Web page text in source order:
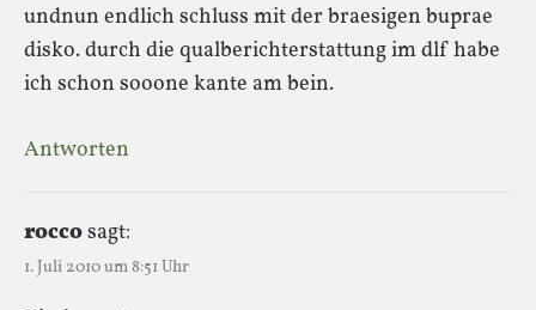
undnun endlich schluss mit der braesigen buprae
disko. durch die qualberichterstattung im dlf habe
ich schon sooone kante am bein.
Antworten
roccosagt:
1. Juli 2010 um 8:51 Uhr